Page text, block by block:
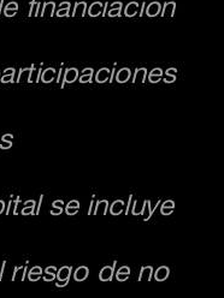
se incluye
riesgo de no